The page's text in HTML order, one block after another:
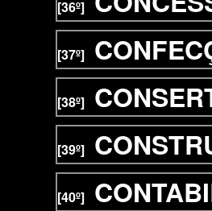
[36º]
[37º]
[38º]
[39º]
[40º]